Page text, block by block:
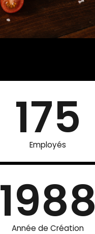
175
Employés
1988
Année de Création